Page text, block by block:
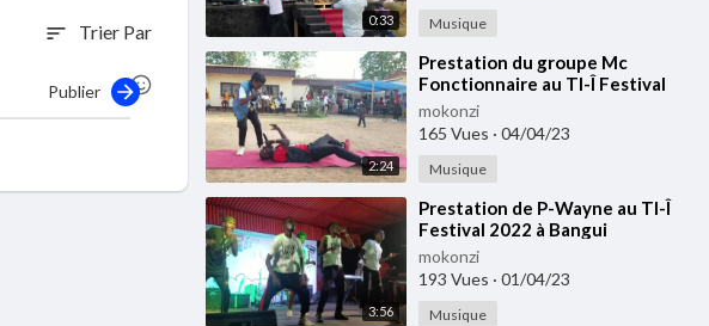
0:33 Musique
2:24
⁣Prestation du groupe Mc
Fonctionnaire au TI-Î Festival
2022 à Bangui
mokonzi
165 Vues · 04/04/23
Musique
3:56
⁣⁣Prestation de P-Wayne au TI-Î
Festival 2022 à Bangui
mokonzi
193 Vues · 01/04/23
Musique
sort Trier Par
Publier